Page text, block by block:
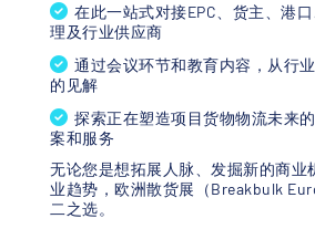
在此一站式对接EPC、货主、港
理及行业供应商
通过会议环节和教育内容，从行
的见解
探索正在塑造项目货物物流未来
案和服务
无论您是想拓展人脉、发掘新的商业
业趋势，欧洲散货展（Breakbulk
二之选。